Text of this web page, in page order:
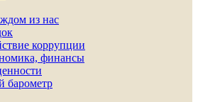
из нас
коррупции
финансы
барометр